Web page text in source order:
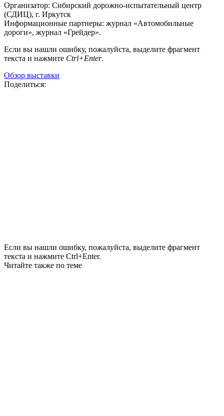
Организатор: Сибирский дорожно-испытательный центр
(СДИЦ), г. Иркутск
Информационные партнеры: журнал «Автомобильные
дороги», журнал «Грейдер».
Если вы нашли ошибку, пожалуйста, выделите фрагмент
текста и нажмите Ctrl+Enter.
Обзор выставки
Поделиться:
Если вы нашли ошибку, пожалуйста, выделите фрагмент
текста и нажмите Ctrl+Enter.
Читайте также по теме